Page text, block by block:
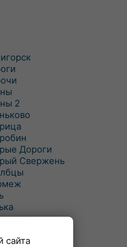
2
Дороги
Свержень
Бояры
сайта